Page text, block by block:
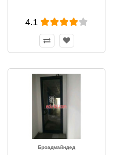
4.1
Броадмайндед